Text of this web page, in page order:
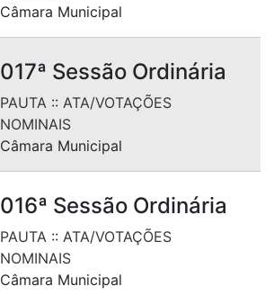
Câmara Municipal
017ª Sessão Ordinária
PAUTA :: ATA/VOTAÇÕES
NOMINAIS
Câmara Municipal
016ª Sessão Ordinária
PAUTA :: ATA/VOTAÇÕES
NOMINAIS
Câmara Municipal